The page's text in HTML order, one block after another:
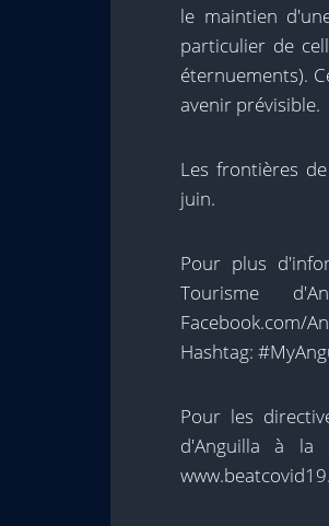
le maintien
particulier de
éternuements).
avenir prévisible.
Les frontières
juin.
Pour plus
Tourisme
Facebook.com/
Hashtag:
Pour les
d'Anguilla à la